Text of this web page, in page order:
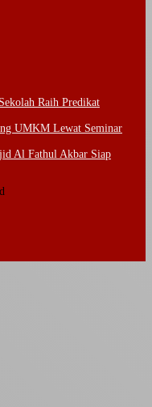
Raih Predikat
UMKM Lewat Seminar
Al Fathul Akbar Siap